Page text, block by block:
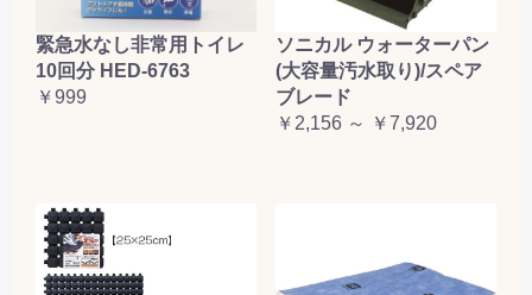
緊急水なし非常用トイレ
10回分 HED-6763
￥999
ソニカル ウォーターパン
(大容量汚水取り)/スペア
ブレード
￥2,156 ～ ￥7,920